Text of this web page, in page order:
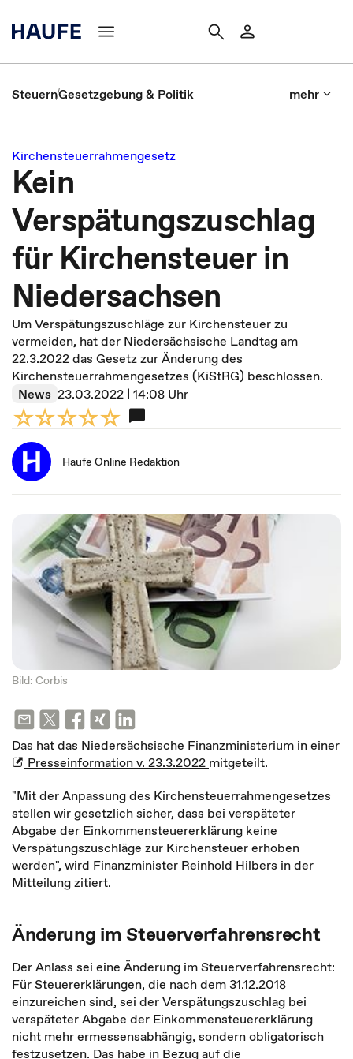
SteuernGesetzgebung & Politik mehr
Kirchensteuerrahmengesetz
Kein
Verspätungszuschlag
für Kirchensteuer in
Niedersachsen
Um Verspätungszuschläge zur Kirchensteuer zu
vermeiden, hat der Niedersächsische Landtag am
22.3.2022 das Gesetz zur Änderung des
Kirchensteuerrahmengesetzes (KiStRG) beschlossen.
News 23.03.2022 | 14:08 Uhr
Haufe Online Redaktion
Bild: Corbis
Das hat das Niedersächsische Finanzministerium in einer
Presseinformation v. 23.3.2022 mitgeteilt.
"Mit der Anpassung des Kirchensteuerrahmengesetzes
stellen wir gesetzlich sicher, dass bei verspäteter
Abgabe der Einkommensteuererklärung keine
Verspätungszuschläge zur Kirchensteuer erhoben
werden", wird Finanzminister Reinhold Hilbers in der
Mitteilung zitiert.
Änderung im Steuerverfahrensrecht
Der Anlass sei eine Änderung im Steuerverfahrensrecht:
Für Steuererklärungen, die nach dem 31.12.2018
einzureichen sind, sei der Verspätungszuschlag bei
verspäteter Abgabe der Einkommensteuererklärung
nicht mehr ermessensabhängig, sondern obligatorisch
festzusetzen. Das habe in Bezug auf die